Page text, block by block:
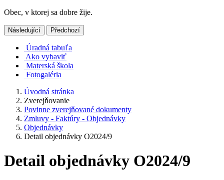
Obec, v ktorej sa dobre žije.
Následující Předchozí
Úradná tabuľa
Ako vybaviť
Materská škola
Fotogaléria
Úvodná stránka
Zverejňovanie
Povinne zverejňované dokumenty
Zmluvy - Faktúry - Objednávky
Objednávky
Detail objednávky O2024/9
Detail objednávky O2024/9